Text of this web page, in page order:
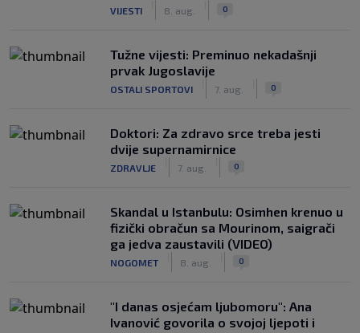
VIJESTI 8. aug. 0
Tužne vijesti: Preminuo nekadašnji
prvak Jugoslavije
OSTALI SPORTOVI 7. aug. 0
Doktori: Za zdravo srce treba jesti
dvije supernamirnice
ZDRAVLJE 7. aug. 0
Skandal u Istanbulu: Osimhen krenuo u
fizički obračun sa Mourinom, saigrači
ga jedva zaustavili (VIDEO)
NOGOMET 8. aug. 0
"I danas osjećam ljubomoru": Ana
Ivanović govorila o svojoj ljepoti i